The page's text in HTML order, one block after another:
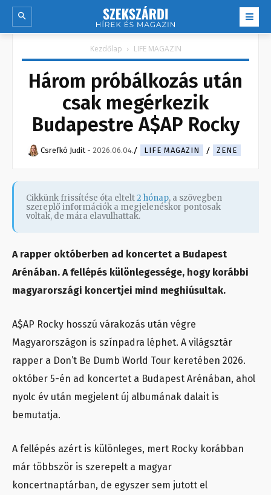
Kezdőlap LIFE MAGAZIN
Három próbálkozás után
csak megérkezik
Budapestre A$AP Rocky
Csrefkó Judit - 2026.06.04. LIFE MAGAZIN ZENE
Cikkünk frissítése óta eltelt2 hónap, a szövegben
szereplő információk a megjelenéskor pontosak
voltak, de mára elavulhattak.
A rapper októberben ad koncertet a Budapest
Arénában. A fellépés különlegessége, hogy korábbi
magyarországi koncertjei mind meghiúsultak.
A$AP Rocky hosszú várakozás után végre
Magyarországon is színpadra léphet. A világsztár
rapper a Don’t Be Dumb World Tour keretében 2026.
október 5-én ad koncertet a Budapest Arénában, ahol
nyolc év után megjelent új albumának dalait is
bemutatja.
A fellépés azért is különleges, mert Rocky korábban
már többször is szerepelt a magyar
koncertnaptárban, de egyszer sem jutott el